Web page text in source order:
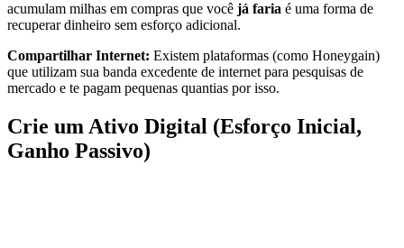
acumulam milhas em compras que você já faria é uma forma de
recuperar dinheiro sem esforço adicional.
Compartilhar Internet: Existem plataformas (como Honeygain)
que utilizam sua banda excedente de internet para pesquisas de
mercado e te pagam pequenas quantias por isso.
Crie um Ativo Digital (Esforço Inicial,
Ganho Passivo)